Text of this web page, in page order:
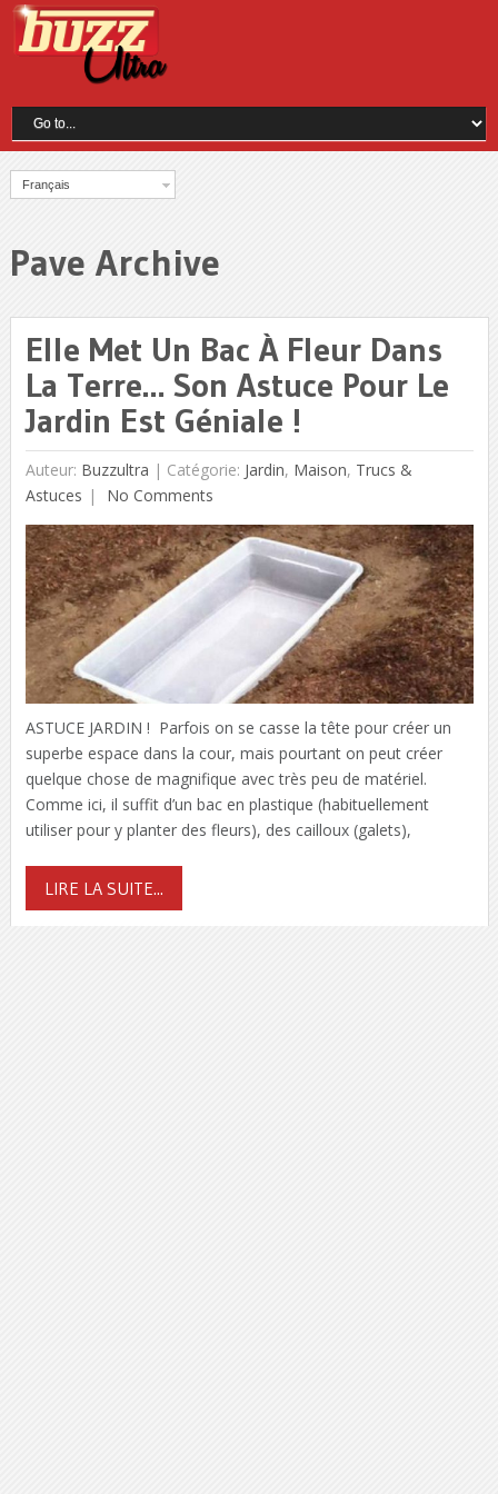
Français
Pave Archive
Elle Met Un Bac À Fleur Dans
La Terre… Son Astuce Pour Le
Jardin Est Géniale !
Auteur: Buzzultra | Catégorie: Jardin, Maison, Trucs &
Astuces
No Comments
ASTUCE JARDIN ! Parfois on se casse la tête pour créer un
superbe espace dans la cour, mais pourtant on peut créer
quelque chose de magnifique avec très peu de matériel.
Comme ici, il suffit d’un bac en plastique (habituellement
utiliser pour y planter des fleurs), des cailloux (galets),
LIRE LA SUITE...